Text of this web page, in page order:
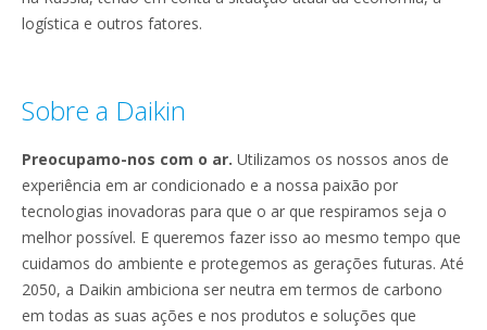
logística e outros fatores.
Sobre a Daikin
Preocupamo-nos com o ar. Utilizamos os nossos anos de
experiência em ar condicionado e a nossa paixão por
tecnologias inovadoras para que o ar que respiramos seja o
melhor possível. E queremos fazer isso ao mesmo tempo que
cuidamos do ambiente e protegemos as gerações futuras. Até
2050, a Daikin ambiciona ser neutra em termos de carbono
em todas as suas ações e nos produtos e soluções que